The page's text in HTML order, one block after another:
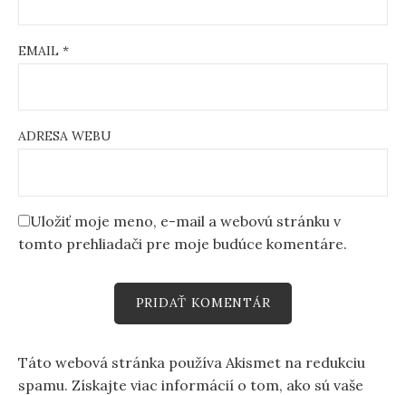
EMAIL *
ADRESA WEBU
Uložiť moje meno, e-mail a webovú stránku v
tomto prehliadači pre moje budúce komentáre.
Táto webová stránka používa Akismet na redukciu
spamu. Získajte viac informácií o tom, ako sú vaše